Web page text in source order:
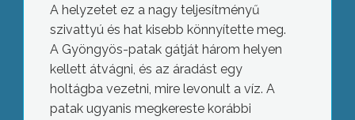
A helyzetet ez a nagy teljesítményű
szivattyú és hat kisebb könnyítette meg.
A Gyöngyös-patak gátját három helyen
kellett átvágni, és az áradást egy
holtágba vezetni, mire levonult a víz. A
patak ugyanis megkereste korábbi